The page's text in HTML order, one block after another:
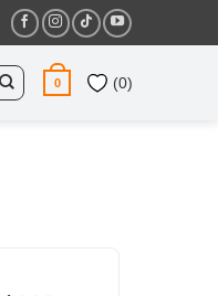
0 (0)